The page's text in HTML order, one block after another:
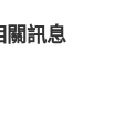
關訊息